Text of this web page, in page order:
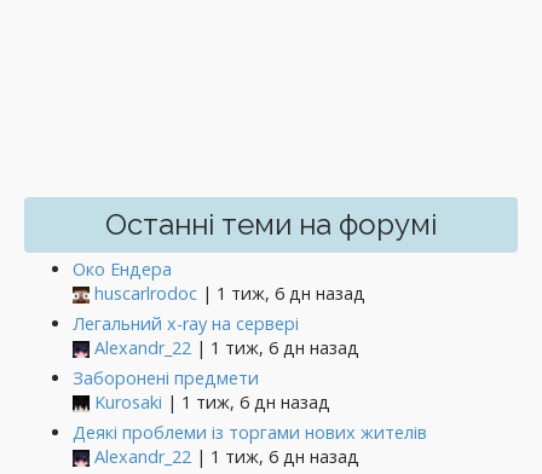
Останні теми на форумі
Око Ендера
huscarlrodoc | 1 тиж, 6 дн назад
Легальний x-ray на сервері
Alexandr_22 | 1 тиж, 6 дн назад
Заборонені предмети
Kurosaki | 1 тиж, 6 дн назад
Деякі проблеми із торгами нових жителів
Alexandr_22 | 1 тиж, 6 дн назад